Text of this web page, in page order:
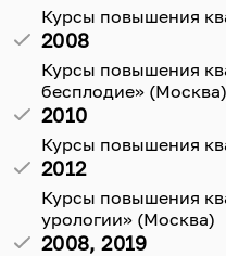
Курсы повышения
2008
Курсы повышения
бесплодие» (Москва)
2010
Курсы повышения
2012
Курсы повышения
урологии» (Москва)
2008, 2019